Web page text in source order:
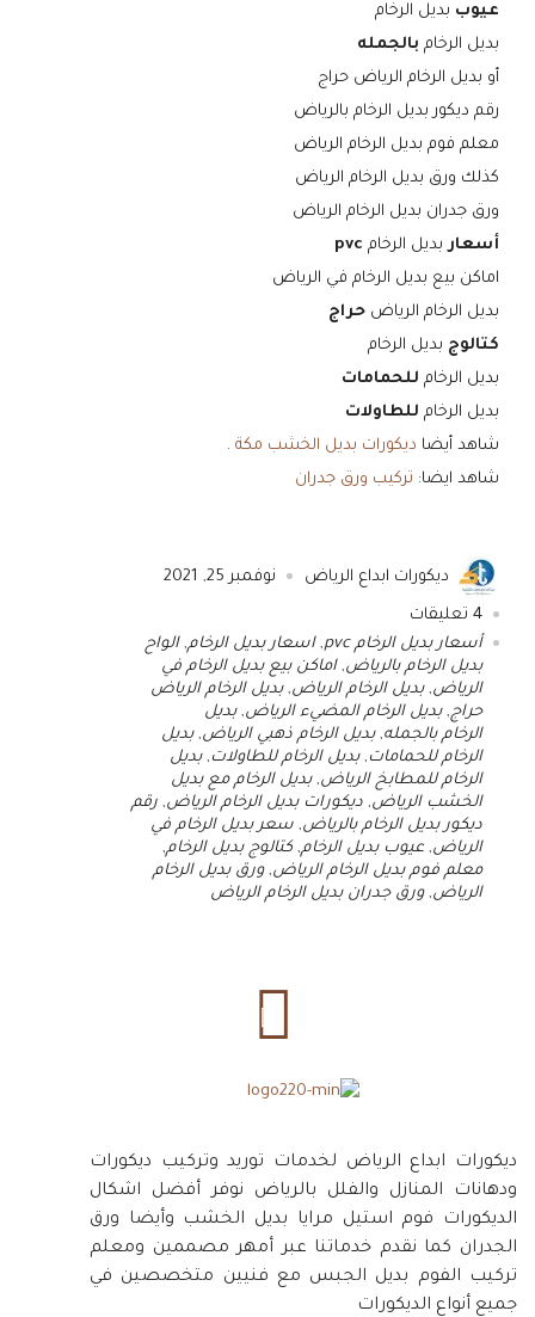
عيوب بديل الرخام
بديل الرخام بالجمله
أو بديل الرخام الرياض حراج
رقم ديكور بديل الرخام بالرياض
معلم فوم بديل الرخام الرياض
كذلك ورق بديل الرخام الرياض
ورق جدران بديل الرخام الرياض
أسعار بديل الرخام pvc
اماكن بيع بديل الرخام في الرياض
بديل الرخام الرياض حراج
كتالوج بديل الرخام
بديل الرخام للحمامات
بديل الرخام للطاولات
شاهد أيضا ديكورات بديل الخشب مكة .
شاهد ايضا: تركيب ورق جدران
ديكورات ابداع الرياض نوفمبر 25, 2021
4 تعليقات
أسعار بديل الرخام pvc
,اسعار بديل الرخام,الواح
بديل الرخام بالرياض,اماكن بيع بديل الرخام في
الرياض,بديل الرخام الرياض,بديل الرخام الرياض
حراج,بديل الرخام المضيء الرياض,بديل
الرخام بالجمله,بديل الرخام ذهبي الرياض,بديل
الرخام للحمامات ,بديل الرخام للطاولات ,بديل
الرخام للمطابخ الرياض,بديل الرخام مع بديل
الخشب الرياض, ديكورات بديل الرخام الرياض, رقم
ديكور بديل الرخام بالرياض, سعر بديل الرخام في
الرياض, عيوب بديل الرخام, كتالوج بديل الرخام,
معلم فوم بديل الرخام الرياض,ورق بديل الرخام
الرياض,ورق جدران بديل الرخام الرياض
ديكورات ابداع الرياض لخدمات توريد وتركيب ديكورات
ودهانات المنازل والفلل بالرياض نوفر أفضل اشكال
الديكورات فوم استيل مرايا بديل الخشب وأيضا ورق
الجدران كما نقدم خدماتنا عبر أمهر مصممين ومعلم
تركيب الفوم بديل الجبس مع فنيين متخصصين في
جميع أنواع الديكورات